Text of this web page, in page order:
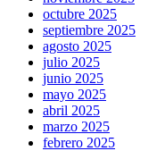
octubre 2025
septiembre 2025
agosto 2025
julio 2025
junio 2025
mayo 2025
abril 2025
marzo 2025
febrero 2025